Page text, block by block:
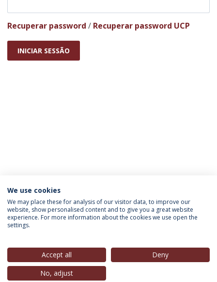
Recuperar password / Recuperar password UCP
INICIAR SESSÃO
INFORMAÇÃO PARA
We use cookies
We may place these for analysis of our visitor data, to improve our
website, show personalised content and to give you a great website
experience. For more information about the cookies we use open the
settings.
Accept all
Deny
No, adjust